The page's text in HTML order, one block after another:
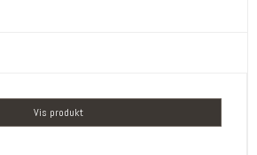
Vis produkt